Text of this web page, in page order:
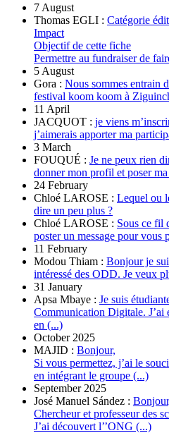
7 August
Thomas EGLI : Catégorie
Impact
Objectif de cette fiche
Permettre au fundraiser de
5 August
Gora : Nous sommes entrain
festival koom koom à
11 April
JACQUOT : je viens
j’aimerais apporter ma
3 March
FOUQUÉ : Je ne peux rien
donner mon profil et poser
24 February
Chloé LAROSE : Lequel ou
dire un peu plus ?
Chloé LAROSE : Sous ce fil
poster un message pour vous
11 February
Modou Thiam : Bonjour je
intéressé des ODD. Je veux
31 January
Apsa Mbaye : Je suis
Communication Digitale. J’ai
en (...)
October 2025
MAJID : Bonjour,
Si vous permettez, j’ai le
en intégrant le groupe (...)
September 2025
José Manuel Sández :
Chercheur et professeur des
J’ai découvert l’’ONG (...)